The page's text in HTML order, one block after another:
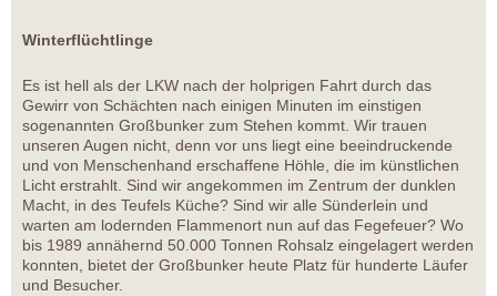
Winterflüchtlinge
Es ist hell als der LKW nach der holprigen Fahrt durch das
Gewirr von Schächten nach einigen Minuten im einstigen
sogenannten Großbunker zum Stehen kommt. Wir trauen
unseren Augen nicht, denn vor uns liegt eine beeindruckende
und von Menschenhand erschaffene Höhle, die im künstlichen
Licht erstrahlt. Sind wir angekommen im Zentrum der dunklen
Macht, in des Teufels Küche? Sind wir alle Sünderlein und
warten am lodernden Flammenort nun auf das Fegefeuer? Wo
bis 1989 annähernd 50.000 Tonnen Rohsalz eingelagert werden
konnten, bietet der Großbunker heute Platz für hunderte Läufer
und Besucher.